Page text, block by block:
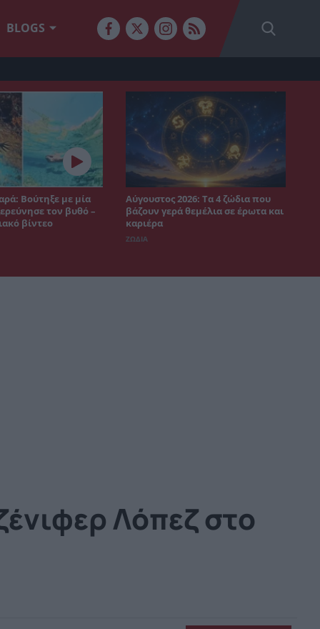
BLOGS
Βούτηξε με μία
τον βυθό –
βίντεο
Αύγουστος 2026: Τα 4 ζώδια που
βάζουν γερά θεμέλια σε έρωτα και
καριέρα
ΖΩΔΙΑ
Λόπεζ στο